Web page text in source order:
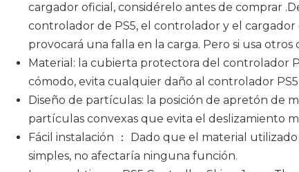
cargador oficial, considérelo antes de comprar
controlador de PS5, el controlador y el
provocará una falla en la carga. Pero si usa otros
Material: la cubierta protectora del controlador
cómodo, evita cualquier daño al controlador
Diseño de partículas: la posición de apretón de
partículas convexas que evita el deslizamiento
Fácil instalación ： Dado que el material
simples, no afectaría ninguna función.